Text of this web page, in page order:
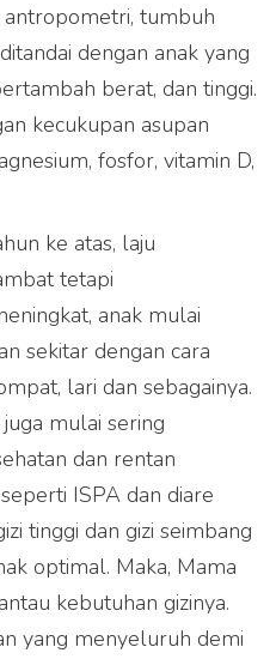
tumbuh
dengan anak yang
berat, dan tinggi.
kecukupan asupan
fosfor, vitamin D,
ke atas, laju
tetapi
anak mulai
sekitar dengan cara
lari dan sebagainya.
mulai sering
dan rentan
ISPA dan diare
tinggi dan gizi seimbang
optimal. Maka, Mama
kebutuhan gizinya.
yang menyeluruh demi